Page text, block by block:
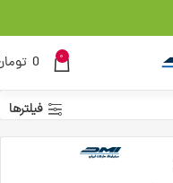
0
0
فیلترها